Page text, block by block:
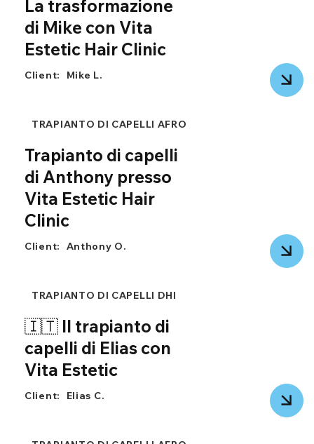
La trasformazione
di Mike con Vita
Estetic Hair Clinic
Client: Mike L.
TRAPIANTO DI CAPELLI AFRO
Trapianto di capelli
di Anthony presso
Vita Estetic Hair
Clinic
Client: Anthony O.
TRAPIANTO DI CAPELLI DHI
🇮🇹 Il trapianto di
capelli di Elias con
Vita Estetic
Client: Elias C.